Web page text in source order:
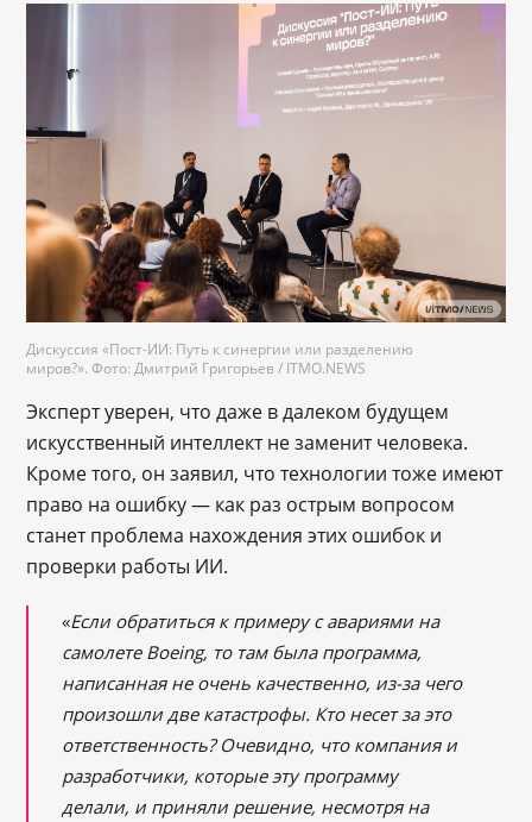
Дискуссия «Пост-ИИ: Путь к синергии или разделению
миров?». Фото: Дмитрий Григорьев / ITMO.NEWS
Эксперт уверен, что даже в далеком будущем
искусственный интеллект не заменит человека.
Кроме того, он заявил, что технологии тоже имеют
право на ошибку — как раз острым вопросом
станет проблема нахождения этих ошибок и
проверки работы ИИ.
«Если обратиться к примеру с авариями на
самолете Boeing, то там была программа,
написанная не очень качественно, из-за чего
произошли две катастрофы. Кто несет за это
ответственность? Очевидно, что компания и
разработчики, которые эту программу
делали, и приняли решение, несмотря на